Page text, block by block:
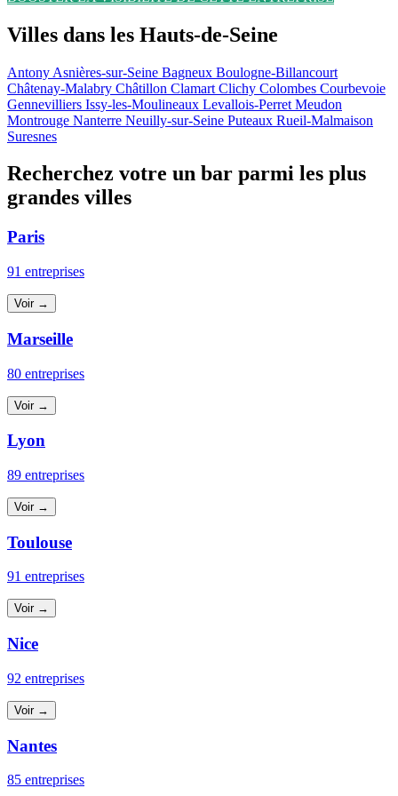
Villes dans les Hauts-de-Seine
Antony Asnières-sur-Seine Bagneux Boulogne-Billancourt
Châtenay-Malabry Châtillon Clamart Clichy Colombes Courbevoie
Gennevilliers Issy-les-Moulineaux Levallois-Perret Meudon
Montrouge Nanterre Neuilly-sur-Seine Puteaux Rueil-Malmaison
Suresnes
Recherchez votre un bar parmi les plus
grandes villes
Paris
91 entreprises
Voir →
Marseille
80 entreprises
Voir →
Lyon
89 entreprises
Voir →
Toulouse
91 entreprises
Voir →
Nice
92 entreprises
Voir →
Nantes
85 entreprises